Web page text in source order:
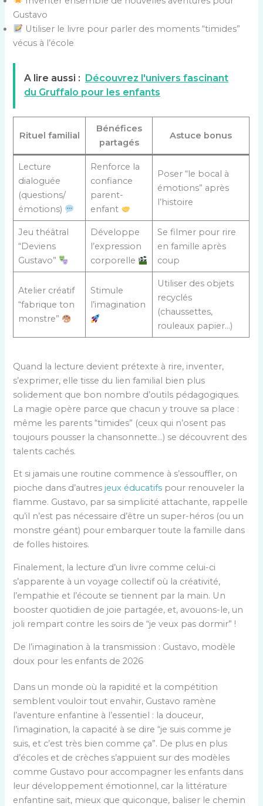
Gustavo
Utiliser le livre pour parler des moments “timides”
vécus à l’école
A lire aussi :
Découvrez l'univers fascinant
du Gruffalo pour les enfants
Rituel familial
Bénéfices
partagés
Astuce bonus
Lecture
dialoguée
(questions/
émotions)
Renforce la
confiance
parent-
enfant
Poser “le bocal à
émotions” après
l’histoire
Jeu théâtral
“Deviens
Gustavo”
Développe
l’expression
corporelle
Se filmer pour rire
en famille après
coup
Atelier créatif
“fabrique ton
monstre”
Stimule
l’imagination
Utiliser des objets
recyclés
(chaussettes,
rouleaux papier…)
Quand la lecture devient prétexte à rire, inventer,
s’exprimer, elle tisse du lien familial bien plus
solidement que bon nombre d’outils pédagogiques.
La magie opère parce que chacun y trouve sa place :
même les parents “timides” (ceux qui n’osent pas
toujours pousser la chansonnette…) se découvrent des
talents cachés.
Et si jamais une routine commence à s’essouffler, on
pioche dans d’autres jeux éducatifs pour renouveler la
flamme. Gustavo, par sa simplicité attachante, rappelle
qu’il n’est pas nécessaire d’être un super-héros (ou un
monstre géant) pour embarquer toute la famille dans
de folles histoires.
Finalement, la lecture d’un livre comme celui-ci
s’apparente à un voyage collectif où la créativité,
l’empathie et l’écoute se tiennent par la main. Un
booster quotidien de joie partagée, et, avouons-le, un
joli rempart contre les soirs de “je veux pas dormir” !
De l’imagination à la transmission : Gustavo, modèle
doux pour les enfants de 2026
Dans un monde où la rapidité et la compétition
semblent vouloir tout envahir, Gustavo ramène
l’aventure enfantine à l’essentiel : la douceur,
l’imagination, la capacité à se dire “je suis comme je
suis, et c’est très bien comme ça”. De plus en plus
d’écoles et de crèches s’appuient sur des modèles
comme Gustavo pour accompagner les enfants dans
leur développement émotionnel, car la littérature
enfantine sait, mieux que quiconque, baliser le chemin